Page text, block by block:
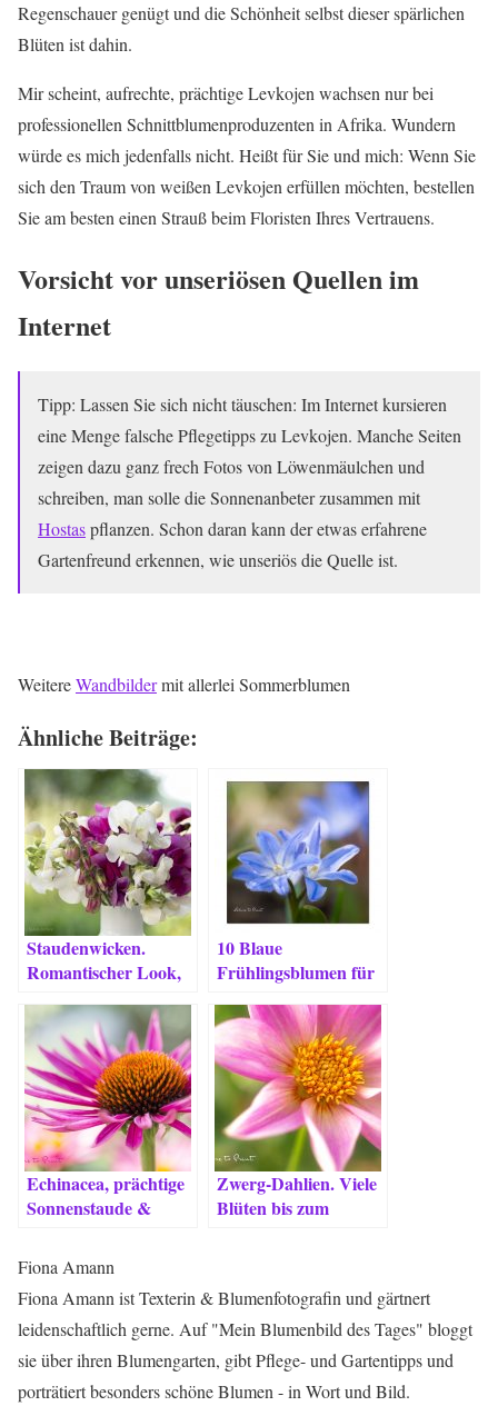
Regenschauer genügt und die Schönheit selbst dieser spärlichen
Blüten ist dahin.
Mir scheint, aufrechte, prächtige Levkojen wachsen nur bei
professionellen Schnittblumenproduzenten in Afrika. Wundern
würde es mich jedenfalls nicht. Heißt für Sie und mich: Wenn Sie
sich den Traum von weißen Levkojen erfüllen möchten, bestellen
Sie am besten einen Strauß beim Floristen Ihres Vertrauens.
Vorsicht vor unseriösen Quellen im
Internet
Tipp: Lassen Sie sich nicht täuschen: Im Internet kursieren
eine Menge falsche Pflegetipps zu Levkojen. Manche Seiten
zeigen dazu ganz frech Fotos von Löwenmäulchen und
schreiben, man solle die Sonnenanbeter zusammen mit
Hostaspflanzen. Schon daran kann der etwas erfahrene
Gartenfreund erkennen, wie unseriös die Quelle ist.
WeitereWandbildermit allerlei Sommerblumen
Ähnliche Beiträge:
Staudenwicken.
Romantischer Look,
10 Blaue
Frühlingsblumen für
& Liebhaber
Echinacea, prächtige
Sonnenstaude &
Zwerg-Dahlien. Viele
Blüten bis zum
Fiona Amann
Fiona Amann ist Texterin & Blumenfotografin und gärtnert
leidenschaftlich gerne. Auf "Mein Blumenbild des Tages" bloggt
sie über ihren Blumengarten, gibt Pflege- und Gartentipps und
porträtiert besonders schöne Blumen - in Wort und Bild.